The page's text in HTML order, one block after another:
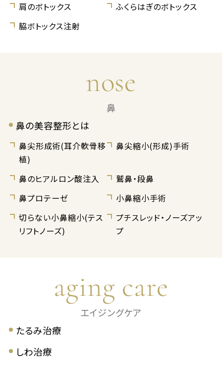
肩のボトックス
ふくらはぎのボトックス
脇ボトックス注射
nose
鼻
鼻の美容整形とは
鼻尖形成術(耳介軟骨移
植)
鼻尖縮小(形成)手術
鼻のヒアルロン酸注入
鷲鼻・段鼻
鼻プロテーゼ
小鼻縮小手術
切らない小鼻縮小(テス
リフトノーズ)
プチスレッド・ノーズアッ
プ
aging care
エイジングケア
たるみ治療
しわ治療